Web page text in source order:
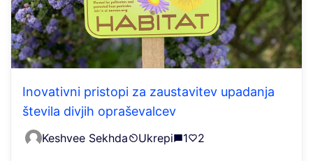
Inovativni pristopi za zaustavitev upadanja
števila divjih opraševalcev
Keshvee Sekhda Ukrepi 1 2